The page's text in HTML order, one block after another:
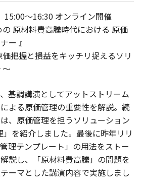
15:00～16:30 オンライン開催
の 原材料費高騰時代における 原価
ー 』
把握と損益をキッチリ捉えるソリ
～
基調講演としてアットストリーム
よる原価管理の重要性を解説。続
、原価管理を担うソリューション
」を紹介しました。最後に昨年リリ
理テンプレート」の用法をストー
説し、「原材料費高騰」の問題を
ーマとした講演内容で実施しまし